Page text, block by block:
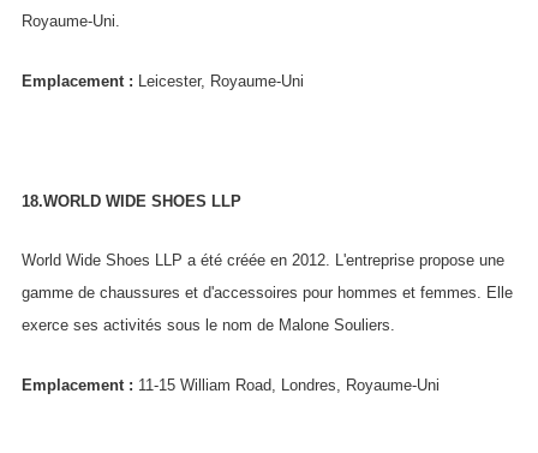
Royaume-Uni.
Emplacement : Leicester, Royaume-Uni
18.WORLD WIDE SHOES LLP
World Wide Shoes LLP a été créée en 2012. L'entreprise propose une
gamme de chaussures et d'accessoires pour hommes et femmes. Elle
exerce ses activités sous le nom de Malone Souliers.
Emplacement : 11-15 William Road, Londres, Royaume-Uni